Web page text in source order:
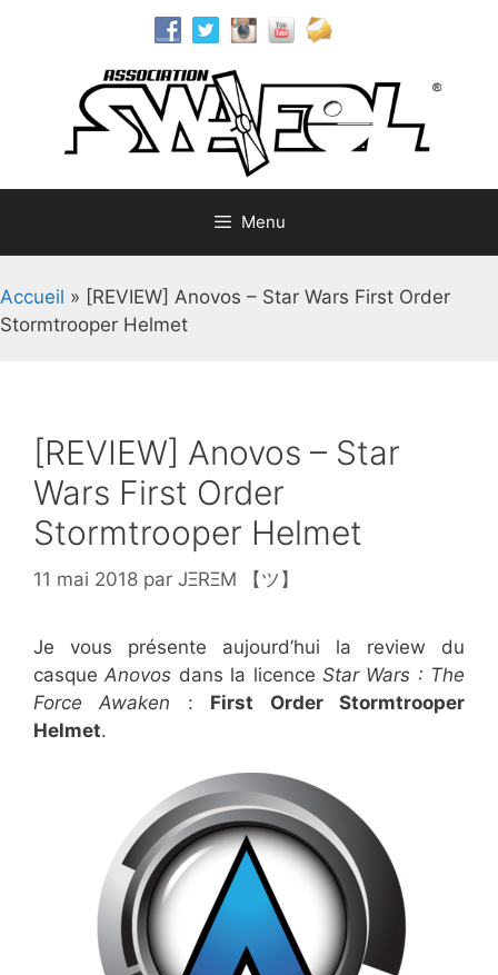
Menu
Accueil » [REVIEW] Anovos – Star Wars First Order
Stormtrooper Helmet
[REVIEW] Anovos – Star
Wars First Order
Stormtrooper Helmet
11 mai 2018 par JΞRΞM 【ツ】
Je vous présente aujourd’hui la review du
casqueAnovos dans la licence Star Wars : The
Force Awaken : First Order Stormtrooper
Helmet.